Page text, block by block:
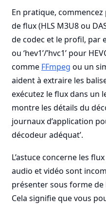
En pratique,
de flux (HLS M3U8 ou
de codec et le profil, par
ou ‘hev1’/’hvc1’ pour
comme FFmpeg ou un
aident à extraire les
exécutez le flux dans un
montre les détails du
journaux d’application
décodeur adéquat’.
L’astuce concerne les
audio et vidéo sont
présenter sous forme
Cela signifie que vous